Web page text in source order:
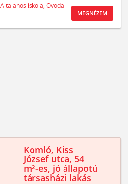
Általános iskola, Óvoda
MEGNÉZEM
Komló, Kiss
József utca, 54
m²-es, jó állapotú
társasházi lakás